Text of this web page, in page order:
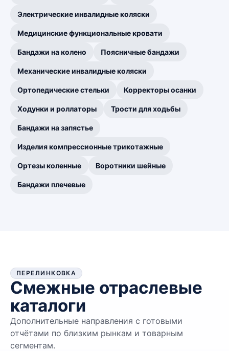
Электрические инвалидные коляски
Медицинские функциональные кровати
Бандажи на колено Поясничные бандажи
Механические инвалидные коляски
Ортопедические стельки Корректоры осанки
Ходунки и роллаторы Трости для ходьбы
Бандажи на запястье
Изделия компрессионные трикотажные
Ортезы коленные Воротники шейные
Бандажи плечевые
ПЕРЕЛИНКОВКА
Смежные отраслевые
каталоги
Дополнительные направления с готовыми
отчётами по близким рынкам и товарным
сегментам.